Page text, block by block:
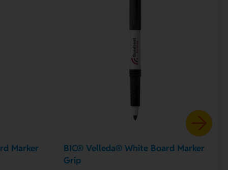
Marker
BIC® Velleda® White Board Marker
Grip